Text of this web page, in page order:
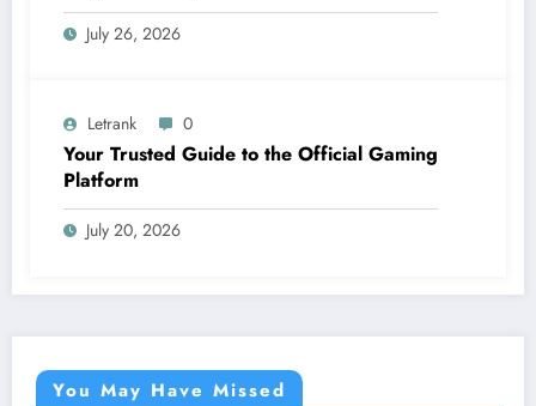
July 26, 2026
Letrank 0
Your Trusted Guide to the Official Gaming
Platform
July 20, 2026
You May Have Missed